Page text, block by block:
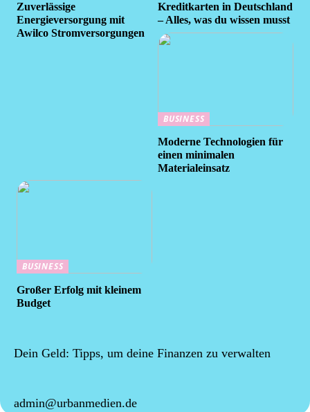
Zuverlässige
Energieversorgung mit
Awilco Stromversorgungen
Kreditkarten in Deutschland
– Alles, was du wissen musst
BUSINESS
Moderne Technologien für
einen minimalen
Materialeinsatz
BUSINESS
Großer Erfolg mit kleinem
Budget
Dein Geld: Tipps, um deine Finanzen zu verwalten
admin@urbanmedien.de